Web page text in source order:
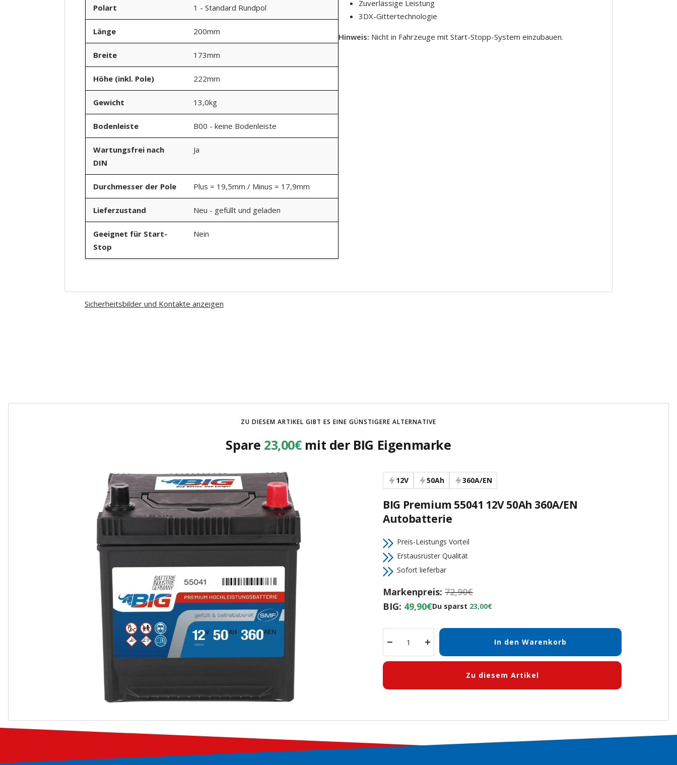
Polart 1 - Standard Rundpol
Länge 200mm
Breite 173mm
Höhe (inkl. Pole) 222mm
Gewicht 13,0kg
Bodenleiste B00 - keine Bodenleiste
Wartungsfrei nach
DIN
Ja
Durchmesser der Pole Plus = 19,5mm / Minus = 17,9mm
Lieferzustand Neu - gefüllt und geladen
Geeignet für Start-
Stop
Nein
Zuverlässige Leistung
3DX-Gittertechnologie
Hinweis: Nicht in Fahrzeuge mit Start-Stopp-System einzubauen.
Sicherheitsbilder und Kontakte anzeigen
ZU DIESEM ARTIKEL GIBT ES EINE GÜNSTIGERE ALTERNATIVE
Spare 23,00€mit der BIG Eigenmarke
12V 50Ah 360A/EN
BIG Premium 55041 12V 50Ah 360A/EN
Autobatterie
Preis-Leistungs Vorteil
Erstausrüster Qualität
Sofort lieferbar
Markenpreis:72,90€
BIG: 49,90€Du sparst 23,00€
Menge
verringern
Menge
erhöhen
In den Warenkorb
Zu diesem Artikel